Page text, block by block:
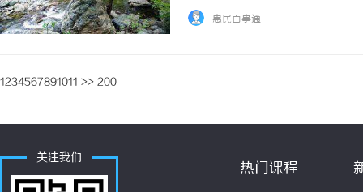
惠民百事通
1234567891011 >> 200
关注我们
热门课程